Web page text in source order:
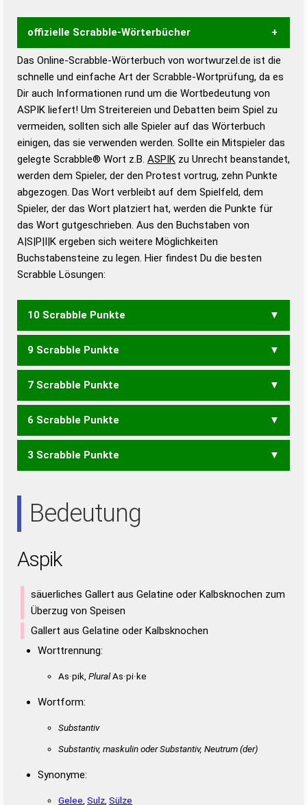
offizielle Scrabble-Wörterbücher
Wortwurzel liefert mit Hilfe eines semantischen
Wortanalyse-Algorithmus gute Anhaltspunkte zu
Wortbedeutung, Worttrennung und Wortform, um die
Gültigkeit eines Wortes für das Scrabble-Spiel zu
bestimmen!
zugelassene Turnier Scrabble-
Wörterbücher sind:
Duden – Standardwerk in 12 Bänden
Duden – Richtiges und gutes
Deutsch
Duden – Die deutsche Grammatik
Duden – Deutsches
Das Online-Scrabble-Wörterbuch von wortwurzel.de ist die
schnelle und einfache Art der Scrabble-Wortprüfung, da es
Dir auch Informationen rund um die Wortbedeutung von
ASPIK liefert! Um Streitereien und Debatten beim Spiel zu
vermeiden, sollten sich alle Spieler auf das Wörterbuch
einigen, das sie verwenden werden. Sollte ein Mitspieler das
gelegte Scrabble® Wort z.B. ASPIK zu Unrecht beanstandet,
werden dem Spieler, der den Protest vortrug, zehn Punkte
abgezogen. Das Wort verbleibt auf dem Spielfeld, dem
Spieler, der das Wort platziert hat, werden die Punkte für
das Wort gutgeschrieben. Aus den Buchstaben von
A|S|P|I|K ergeben sich weitere Möglichkeiten
Buchstabensteine zu legen. Hier findest Du die besten
Scrabble Lösungen:
10 Scrabble Punkte
KAPS KIPA KIPS PAKS
9 Scrabble Punkte
KAP PAK
7 Scrabble Punkte
KAIS
6 Scrabble Punkte
AKI KAI PAS PIS PSI
3 Scrabble Punkte
Bedeutung
Aspik
säuerliches Gallert aus Gelatine oder Kalbsknochen zum
Überzug von Speisen
Gallert aus Gelatine oder Kalbsknochen
Worttrennung:
As·pik, PluralAs·pi·ke
Wortform:
Substantiv
Substantiv, maskulin oder Substantiv, Neutrum(der)
Synonyme:
Gelee Sulz Sülze